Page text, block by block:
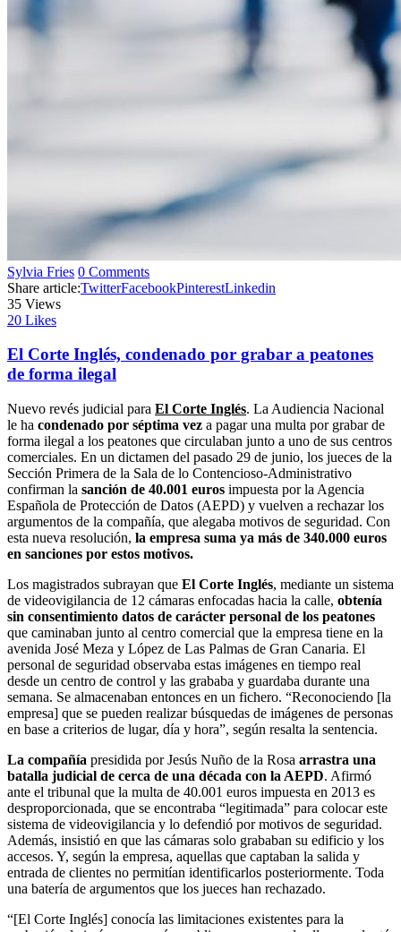
Sylvia Fries 0 Comments
Share article:TwitterFacebookPinterestLinkedin
35 Views
20 Likes
El Corte Inglés, condenado por grabar a peatones
de forma ilegal
Nuevo revés judicial para El Corte Inglés. La Audiencia Nacional
le ha condenado por séptima vez a pagar una multa por grabar de
forma ilegal a los peatones que circulaban junto a uno de sus centros
comerciales. En un dictamen del pasado 29 de junio, los jueces de la
Sección Primera de la Sala de lo Contencioso-Administrativo
confirman la sanción de 40.001 euros impuesta por la Agencia
Española de Protección de Datos (AEPD) y vuelven a rechazar los
argumentos de la compañía, que alegaba motivos de seguridad. Con
esta nueva resolución, la empresa suma ya más de 340.000 euros
en sanciones por estos motivos.
Los magistrados subrayan que El Corte Inglés, mediante un sistema
de videovigilancia de 12 cámaras enfocadas hacia la calle, obtenía
sin consentimiento datos de carácter personal de los peatones
que caminaban junto al centro comercial que la empresa tiene en la
avenida José Meza y López de Las Palmas de Gran Canaria. El
personal de seguridad observaba estas imágenes en tiempo real
desde un centro de control y las grababa y guardaba durante una
semana. Se almacenaban entonces en un fichero. “Reconociendo [la
empresa] que se pueden realizar búsquedas de imágenes de personas
en base a criterios de lugar, día y hora”, según resalta la sentencia.
La compañía presidida por Jesús Nuño de la Rosa arrastra una
batalla judicial de cerca de una década con la AEPD. Afirmó
ante el tribunal que la multa de 40.001 euros impuesta en 2013 es
desproporcionada, que se encontraba “legitimada” para colocar este
sistema de videovigilancia y lo defendió por motivos de seguridad.
Además, insistió en que las cámaras solo grababan su edificio y los
accesos. Y, según la empresa, aquellas que captaban la salida y
entrada de clientes no permitían identificarlos posteriormente. Toda
una batería de argumentos que los jueces han rechazado.
“[El Corte Inglés] conocía las limitaciones existentes para la